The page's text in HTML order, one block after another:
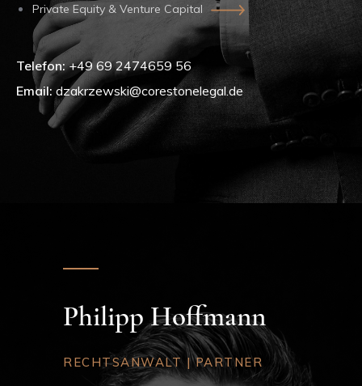
Private Equity & Venture Capital
Telefon:+49 69 2474659 56
Email: dzakrzewski@corestonelegal.de
Philipp Hoffmann
RECHTSANWALT | PARTNER